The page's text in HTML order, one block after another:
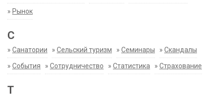
» Рынок
С
» Санатории » Сельский туризм » Семинары » Скандалы
» События » Сотрудничество » Статистика » Страхование
Т